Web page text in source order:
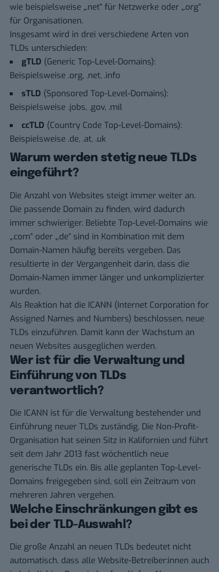
wie beispielsweise „.net“ für Netzwerke oder „.org“
für Organisationen.
Insgesamt wird in drei verschiedene Arten von
TLDs unterschieden:
gTLD (Generic Top-Level-Domains):
Beispielsweise .org, .net, .info
sTLD (Sponsored Top-Level-Domains):
Beispielsweise .jobs, .gov, .mil
ccTLD (Country Code Top-Level-Domains):
Beispielsweise .de, .at, .uk
Warum werden stetig neue TLDs
eingeführt?
Die Anzahl von Websites steigt immer weiter an.
Die passende Domain zu finden, wird dadurch
immer schwieriger. Beliebte Top-Level-Domains wie
„.com“ oder „.de“ sind in Kombination mit dem
Domain-Namen häufig bereits vergeben. Das
resultierte in der Vergangenheit darin, dass die
Domain-Namen immer länger und unkomplizierter
wurden.
Als Reaktion hat die ICANN (Internet Corporation for
Assigned Names and Numbers) beschlossen, neue
TLDs einzuführen. Damit kann der Wachstum an
neuen Websites ausgeglichen werden.
Wer ist für die Verwaltung und
Einführung von TLDs
verantwortlich?
Die ICANN ist für die Verwaltung bestehender und
Einführung neuer TLDs zuständig. Die Non-Profit-
Organisation hat seinen Sitz in Kalifornien und führt
seit dem Jahr 2013 fast wöchentlich neue
generische TLDs ein. Bis alle geplanten Top-Level-
Domains freigegeben sind, soll ein Zeitraum von
mehreren Jahren vergehen.
Welche Einschränkungen gibt es
bei der TLD-Auswahl?
Die große Anzahl an neuen TLDs bedeutet nicht
automatisch, dass alle Website-Betreiber:innen auch